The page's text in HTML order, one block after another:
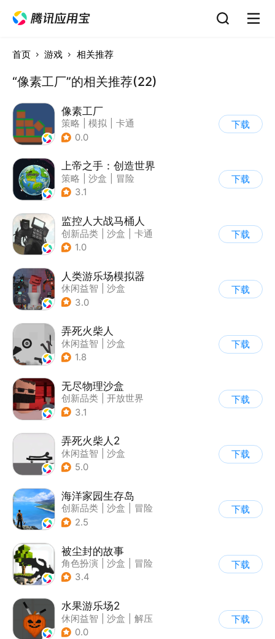
首页 游戏 相关推荐
“像素工厂”的相关推荐(22)
像素工厂
策略 模拟
卡通
| 62游戏
0.0
下载
上帝之手：创造世界
策略 沙盒
冒险
| 卡通
3.1
下载
监控人大战马桶人
创新品类 沙盒
卡通
| 建造
1.0
下载
人类游乐场模拟器
休闲益智
沙盒
3.0
下载
弄死火柴人
休闲益智
沙盒
| 火柴人
1.8
下载
无尽物理沙盒
创新品类
开放世界
| 像素风
3.1
下载
弄死火柴人2
休闲益智
沙盒
5.0
下载
海洋家园生存岛
创新品类 沙盒
冒险
| 开放世界
2.5
下载
被尘封的故事
角色扮演 沙盒
冒险
| 开放世界
3.4
下载
水果游乐场2
休闲益智 沙盒
解压
| 脑洞
0.0
下载